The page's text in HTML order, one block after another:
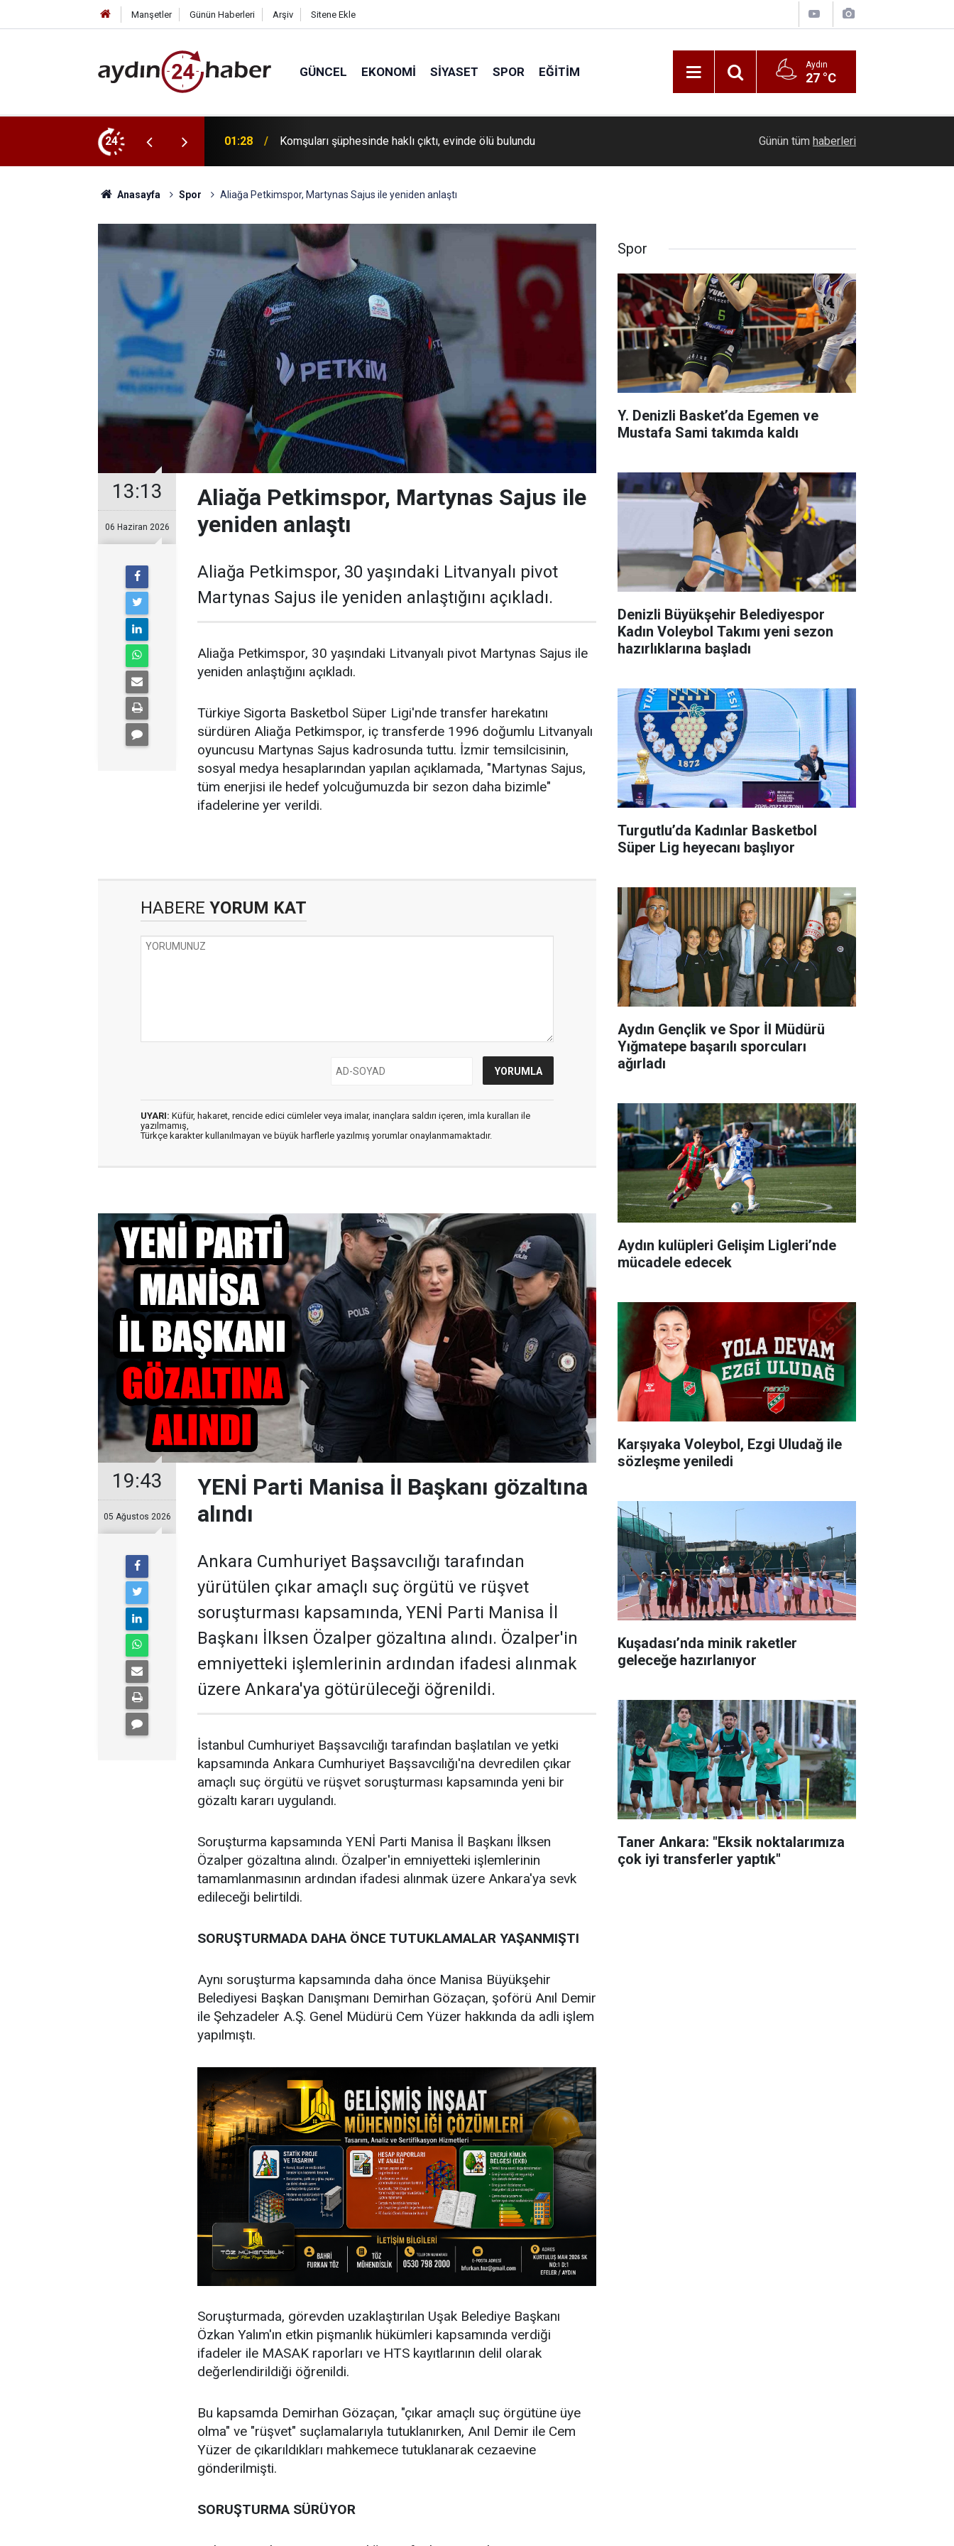
Manşetler Günün Haberleri Arşiv Sitene Ekle
GÜNCEL EKONOMI SIYASET SPOR EĞITIM Aydın
27 °C
24 23:13 SEO ve Backlink Çalışmalarında Yapılan Hatalar Seyir halindeki otomobil alevlere teslim oldu
Günün tüm haberleri
Anasayfa Spor Aliağa Petkimspor, Martynas Sajus ile yeniden anlaştı
13:13
06 Haziran 2026
Aliağa Petkimspor, Martynas Sajus ile
yeniden anlaştı
Aliağa Petkimspor, 30 yaşındaki Litvanyalı pivot
Martynas Sajus ile yeniden anlaştığını açıkladı.
Aliağa Petkimspor, 30 yaşındaki Litvanyalı pivot Martynas Sajus ile
yeniden anlaştığını açıkladı.
Türkiye Sigorta Basketbol Süper Ligi'nde transfer harekatını
sürdüren Aliağa Petkimspor, iç transferde 1996 doğumlu Litvanyalı
oyuncusu Martynas Sajus kadrosunda tuttu. İzmir temsilcisinin,
sosyal medya hesaplarından yapılan açıklamada, "Martynas Sajus,
tüm enerjisi ile hedef yolcuğumuzda bir sezon daha bizimle"
ifadelerine yer verildi.
HABERE YORUM KAT
UYARI: Küfür, hakaret, rencide edici cümleler veya imalar, inançlara saldırı içeren, imla kuralları ile
yazılmamış,
Türkçe karakter kullanılmayan ve büyük harflerle yazılmış yorumlar onaylanmamaktadır.
19:43
05 Ağustos 2026
YENİ Parti Manisa İl Başkanı gözaltına
alındı
Ankara Cumhuriyet Başsavcılığı tarafından
yürütülen çıkar amaçlı suç örgütü ve rüşvet
soruşturması kapsamında, YENİ Parti Manisa İl
Başkanı İlksen Özalper gözaltına alındı. Özalper'in
emniyetteki işlemlerinin ardından ifadesi alınmak
üzere Ankara'ya götürüleceği öğrenildi.
İstanbul Cumhuriyet Başsavcılığı tarafından başlatılan ve yetki
kapsamında Ankara Cumhuriyet Başsavcılığı'na devredilen çıkar
amaçlı suç örgütü ve rüşvet soruşturması kapsamında yeni bir
gözaltı kararı uygulandı.
Soruşturma kapsamında YENİ Parti Manisa İl Başkanı İlksen
Özalper gözaltına alındı. Özalper'in emniyetteki işlemlerinin
tamamlanmasının ardından ifadesi alınmak üzere Ankara'ya sevk
edileceği belirtildi.
SORUŞTURMADA DAHA ÖNCE TUTUKLAMALAR YAŞANMIŞTI
Aynı soruşturma kapsamında daha önce Manisa Büyükşehir
Belediyesi Başkan Danışmanı Demirhan Gözaçan, şoförü Anıl Demir
ile Şehzadeler A.Ş. Genel Müdürü Cem Yüzer hakkında da adli işlem
yapılmıştı.
Soruşturmada, görevden uzaklaştırılan Uşak Belediye Başkanı
Özkan Yalım'ın etkin pişmanlık hükümleri kapsamında verdiği
ifadeler ile MASAK raporları ve HTS kayıtlarının delil olarak
değerlendirildiği öğrenildi.
Bu kapsamda Demirhan Gözaçan, "çıkar amaçlı suç örgütüne üye
olma" ve "rüşvet" suçlamalarıyla tutuklanırken, Anıl Demir ile Cem
Yüzer de çıkarıldıkları mahkemece tutuklanarak cezaevine
gönderilmişti.
SORUŞTURMA SÜRÜYOR
Spor
Y. Denizli Basket’da Egemen ve
Mustafa Sami takımda kaldı
Denizli Büyükşehir Belediyespor
Kadın Voleybol Takımı yeni sezon
hazırlıklarına başladı
Turgutlu’da Kadınlar Basketbol
Süper Lig heyecanı başlıyor
Aydın Gençlik ve Spor İl Müdürü
Yığmatepe başarılı sporcuları
ağırladı
Aydın kulüpleri Gelişim Ligleri’nde
mücadele edecek
Karşıyaka Voleybol, Ezgi Uludağ ile
sözleşme yeniledi
Kuşadası’nda minik raketler
geleceğe hazırlanıyor
Taner Ankara: "Eksik noktalarımıza
çok iyi transferler yaptık"